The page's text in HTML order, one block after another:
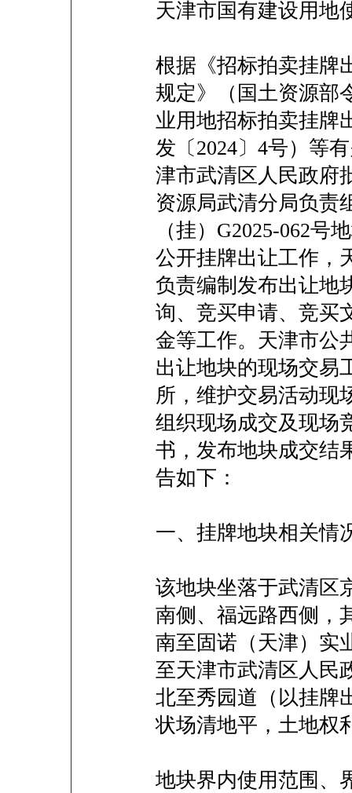
天津市国有建设用地
根据《招标拍卖挂牌
规定》（国土资源部
业用地招标拍卖挂牌
发〔2024〕4号）等
津市武清区人民政府
资源局武清分局负责
（挂）G2025-062号
公开挂牌出让工作，
负责编制发布出让地
询、竞买申请、竞买
金等工作。天津市公
出让地块的现场交易
所，维护交易活动现
组织现场成交及现场
书，发布地块成交结
告如下：
一、挂牌地块相关情
该地块坐落于武清区
南侧、福远路西侧，
南至固诺（天津）实
至天津市武清区人民
北至秀园道（以挂牌
状场清地平，土地权
地块界内使用范围、